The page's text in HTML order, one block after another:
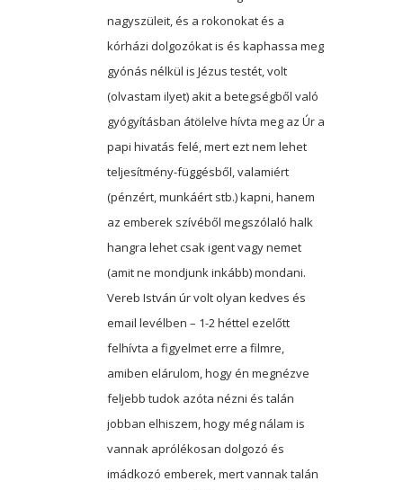
nagyszüleit, és a rokonokat és a
kórházi dolgozókat is és kaphassa meg
gyónás nélkül is Jézus testét, volt
(olvastam ilyet) akit a betegségből való
gyógyításban átölelve hívta meg az Úr a
papi hivatás felé, mert ezt nem lehet
teljesítmény-függésből, valamiért
(pénzért, munkáért stb.) kapni, hanem
az emberek szívéből megszólaló halk
hangra lehet csak igent vagy nemet
(amit ne mondjunk inkább) mondani.
Vereb István úr volt olyan kedves és
email levélben – 1-2 héttel ezelőtt
felhívta a figyelmet erre a filmre,
amiben elárulom, hogy én megnézve
feljebb tudok azóta nézni és talán
jobban elhiszem, hogy még nálam is
vannak aprólékosan dolgozó és
imádkozó emberek, mert vannak talán